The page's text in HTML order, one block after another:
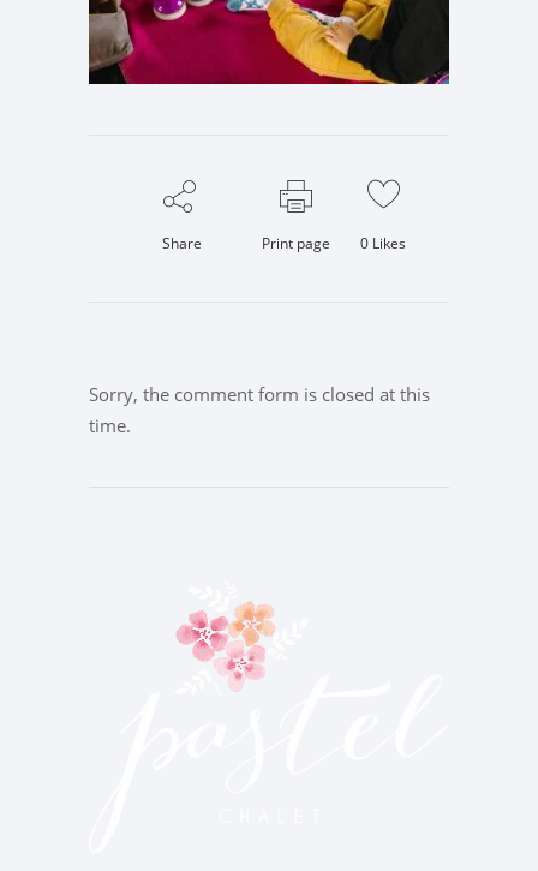
Share Print page 0 Likes
Sorry, the comment form is closed at this
time.